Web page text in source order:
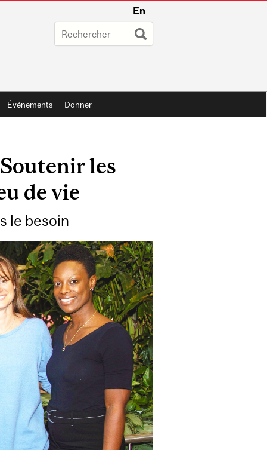
En
Événements Donner
les
de vie
le besoin